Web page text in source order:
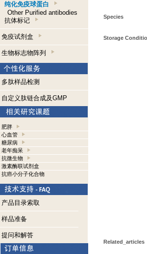
纯化免疫球蛋白
Other Purified antibodies
抗体标记
免疫试剂盒
生物标志物阵列
多肽样品检测
自定义肽链合成及GMP
肥胖
心血管
糖尿病
老年痴呆
抗微生物
激素酶联试剂盒
抗癌小分子化合物
产品目录索取
样品准备
提问和解答
Species
Storage
Related_articles